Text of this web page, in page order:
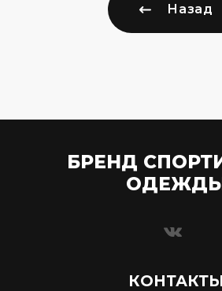
Назад
БРЕНД
КОНТАКТЫ